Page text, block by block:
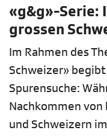
«g&g»-Serie:
grossen
Im Rahmen des
Schweizer»
Spurensuche:
Nachkommen
und Schweizern